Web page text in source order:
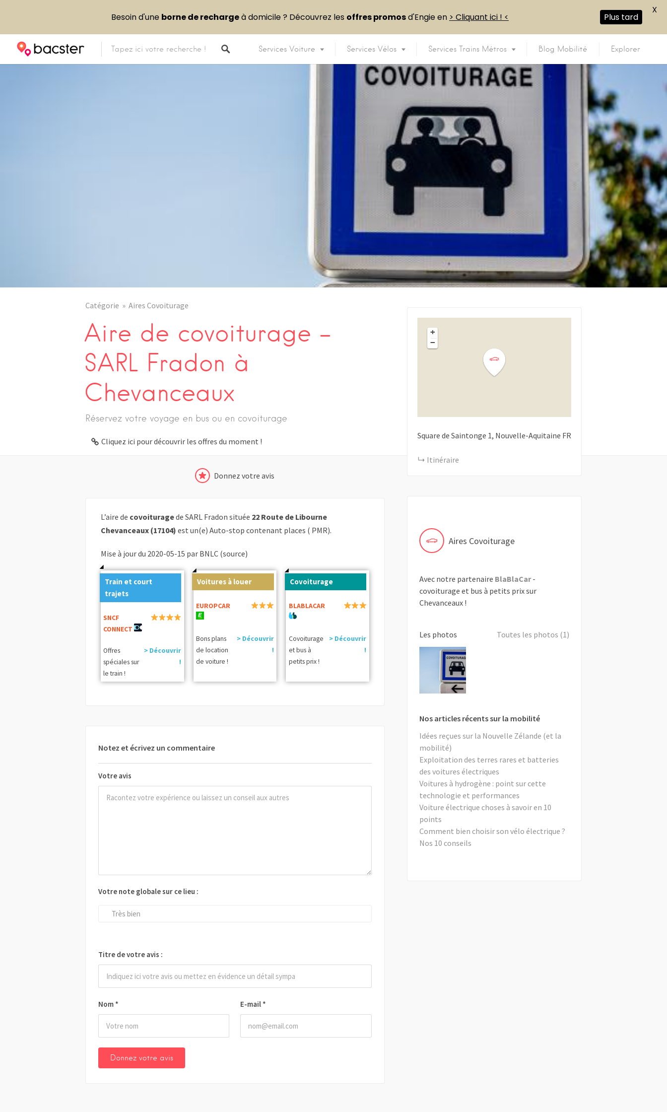
Services Voiture Services Vélos Services Trains Métros Blog Mobilité Explorer
Catégorie Aires Covoiturage
Aire de covoiturage –
SARL Fradon à
Chevanceaux
Réservez votre voyage en bus ou en covoiturage
Cliquez ici pour découvrir les offres du moment !
Donnez votre avis
L’aire de covoituragede SARL Fradon située 22 Route de Libourne
Chevanceaux (17104) est un(e) Auto-stop contenant places ( PMR).
Mise à jour du 2020-05-15 par BNLC (source)
Train et court
trajets
SNCF
CONNECT
Offres
spéciales sur
le train !
> Découvrir
!
Voitures à louer
EUROPCAR
Bons plans
de location
de voiture !
> Découvrir
!
Covoiturage
BLABLACAR
Covoiturage
et bus à
petits prix !
> Découvrir
!
Notez et écrivez un commentaire
Votre avis
Nom * E-mail *
Votre note globale sur ce lieu :
Très bien
Titre de votre avis :
+
−
Square de Saintonge 1 Nouvelle-Aquitaine FR
Itinéraire
Aires Covoiturage
Avec notre partenaire BlaBlaCar-
covoiturage et bus à petits prix sur
Chevanceaux !
Les photos Toutes les photos (1)
Nos articles récents sur la mobilité
Idées reçues sur la Nouvelle Zélande (et la
mobilité)
Exploitation des terres rares et batteries
des voitures électriques
Voitures à hydrogène : point sur cette
technologie et performances
Voiture électrique choses à savoir en 10
points
Comment bien choisir son vélo électrique ?
Nos 10 conseils
Besoin d'une borne de rechargeà domicile ? Découvrez les offres promosd'Engie en > Cliquant ici ! < Plus tard
X